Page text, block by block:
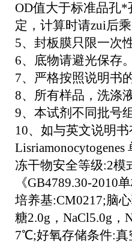
OD值大于标准品孔*
定，计算时请zui后
5、封板膜只限一次
6、底物请避光保存
7、严格按照说明书
8、所有样品，洗涤
9、本试剂不同批号
10、如与英文说明
冻干物安全等级:2模
《GB4789.30-2010
培养基:CM0217;脑
糖2.0g，NaCl5.0g，
7℃;好氧存储条件:真